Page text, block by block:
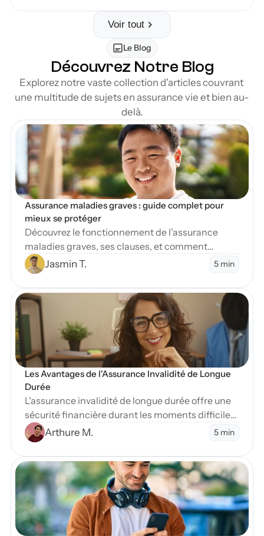
Voir tout
Le Blog
Découvrez Notre Blog
Explorez notre vaste collection d'articles couvrant
une multitude de sujets en assurance vie et bien au-
delà.
Blog
Assurance maladies graves : guide complet pour
mieux se protéger
Découvrez le fonctionnement de l’assurance
maladies graves, ses clauses, et comment
protéger vos finances en cas de diagnostic
sévère.
Jasmin T. 5 min
Blog
Les Avantages de l'Assurance Invalidité de Longue
Durée
L'assurance invalidité de longue durée offre une
sécurité financière durant les moments difficiles.
Apprenez-en plus sur ses nombreux avantages
essentiels.
Arthure M. 5 min
Blog